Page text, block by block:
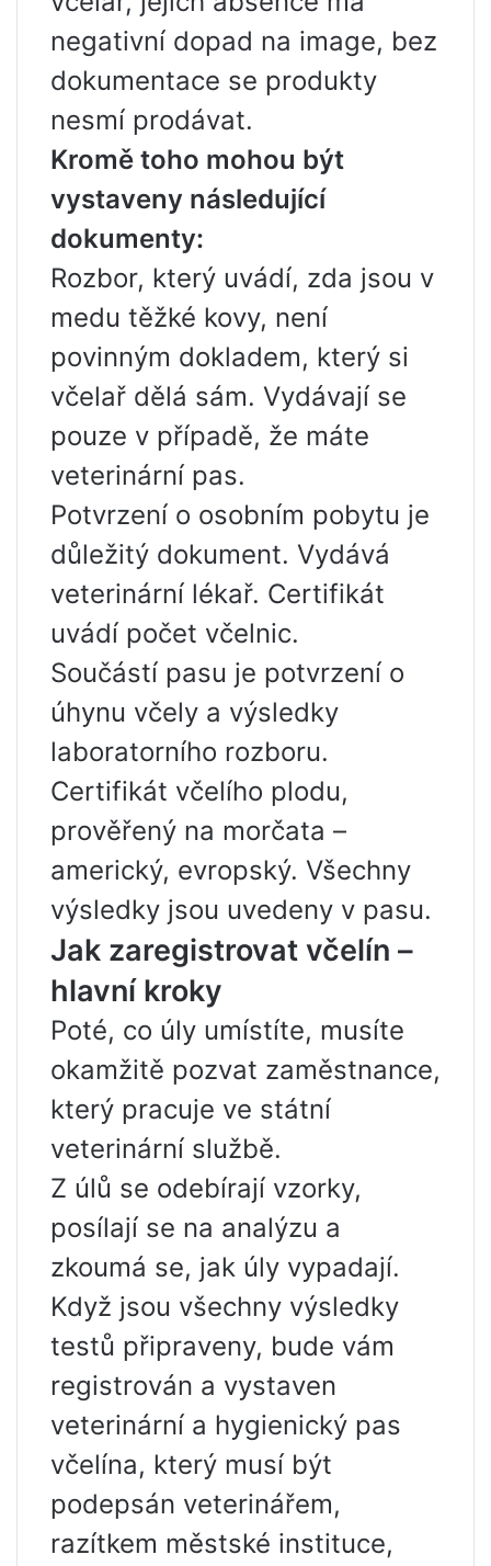
negativní dopad na image, bez
dokumentace se produkty
nesmí prodávat.
Kromě toho mohou být
vystaveny následující
dokumenty:
Rozbor, který uvádí, zda jsou v
medu těžké kovy, není
povinným dokladem, který si
včelař dělá sám. Vydávají se
pouze v případě, že máte
veterinární pas.
Potvrzení o osobním pobytu je
důležitý dokument. Vydává
veterinární lékař. Certifikát
uvádí počet včelnic.
Součástí pasu je potvrzení o
úhynu včely a výsledky
laboratorního rozboru.
Certifikát včelího plodu,
prověřený na morčata –
americký, evropský. Všechny
výsledky jsou uvedeny v pasu.
Jak zaregistrovat včelín –
hlavní kroky
Poté, co úly umístíte, musíte
okamžitě pozvat zaměstnance,
který pracuje ve státní
veterinární službě.
Z úlů se odebírají vzorky,
posílají se na analýzu a
zkoumá se, jak úly vypadají.
Když jsou všechny výsledky
testů připraveny, bude vám
registrován a vystaven
veterinární a hygienický pas
včelína, který musí být
podepsán veterinářem,
razítkem městské instituce,